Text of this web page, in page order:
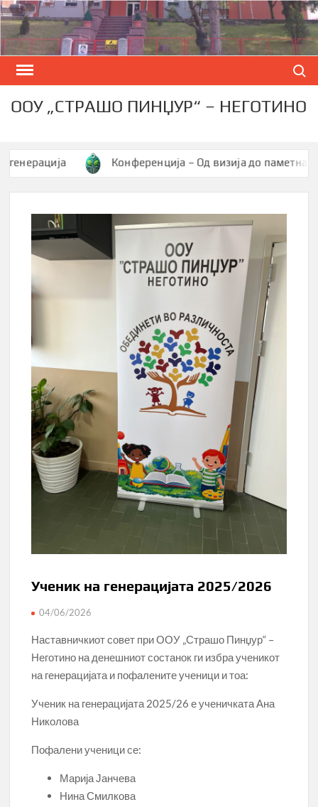
Skip
to
content
ООУ „СТРАШО ПИНЏУР“ – НЕГОТИНО
Конференција – Од визија до паметна
Ученик на генерацијата 2025/2026
04/06/2026
Наставничкиот совет при ООУ „Страшо Пинџур“ –
Неготино на денешниот состанок ги избра ученикот
на генерацијата и пофалените ученици и тоа:
Ученик на генерацијата 2025/26 е ученичката Ана
Николова
Пофалени ученици се:
Марија Јанчева
Нина Смилкова